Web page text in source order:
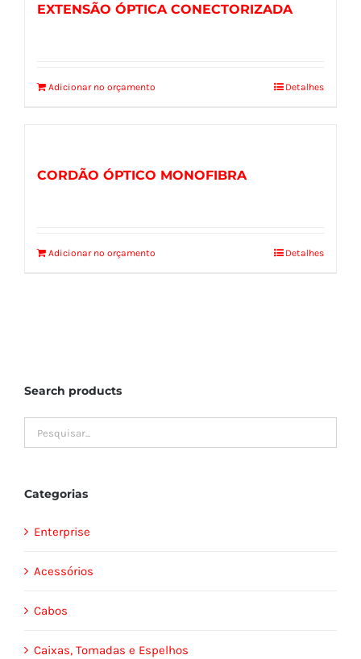
EXTENSÃO ÓPTICA CONECTORIZADA
Adicionar no orçamento Detalhes
CORDÃO ÓPTICO MONOFIBRA
Adicionar no orçamento Detalhes
Search products
Categorias
Enterprise
Acessórios
Cabos
Caixas, Tomadas e Espelhos